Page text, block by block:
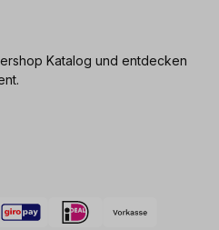
Katalog und entdecken